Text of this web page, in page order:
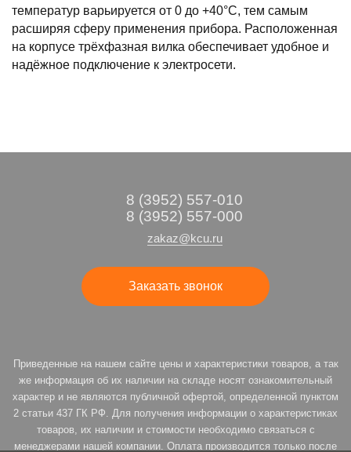
температур варьируется от 0 до +40°C, тем самым
расширяя сферу применения прибора. Расположенная
на корпусе трёхфазная вилка обеспечивает удобное и
надёжное подключение к электросети.
8 (3952) 557-010
8 (3952) 557-000
zakaz@kcu.ru
Заказать звонок
Приведенные на нашем сайте цены и характеристики товаров, а так
же информация об их наличии на складе носят ознакомительный
характер и не являются публичной офертой, определенной пунктом
2 статьи 437 ГК РФ. Для получения информации о характеристиках
товаров, их наличии и стоимости необходимо связаться с
менеджерами нашей компании. Оплата производится только после